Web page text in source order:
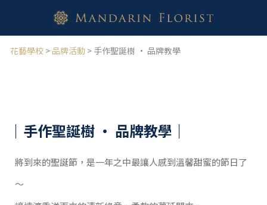
花藝學校 > 品牌活動 > 手作聖誕樹 · 品牌教學
｜手作聖誕樹 · 品牌教學｜
將到來的聖誕節，是一年之中最讓人感到溫馨甜蜜的節日了
～